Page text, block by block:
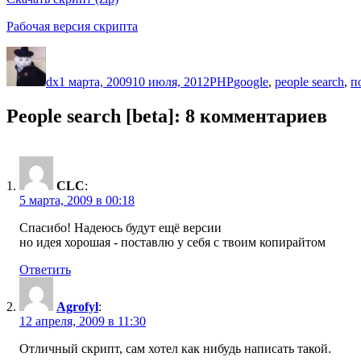
Рабочая версия скрипта
dx1 марта, 200910 июля, 2012PHPgoogle, people search,
People search [beta]: 8 комментариев
CLC:
5 марта, 2009 в 00:18
Спасибо! Надеюсь будут ещё версии
но идея хорошая - поставлю у себя с твоим копирайтом
Ответить
Agrofyl:
12 апреля, 2009 в 11:30
Отличный скрипт, сам хотел как нибудь написать такой.